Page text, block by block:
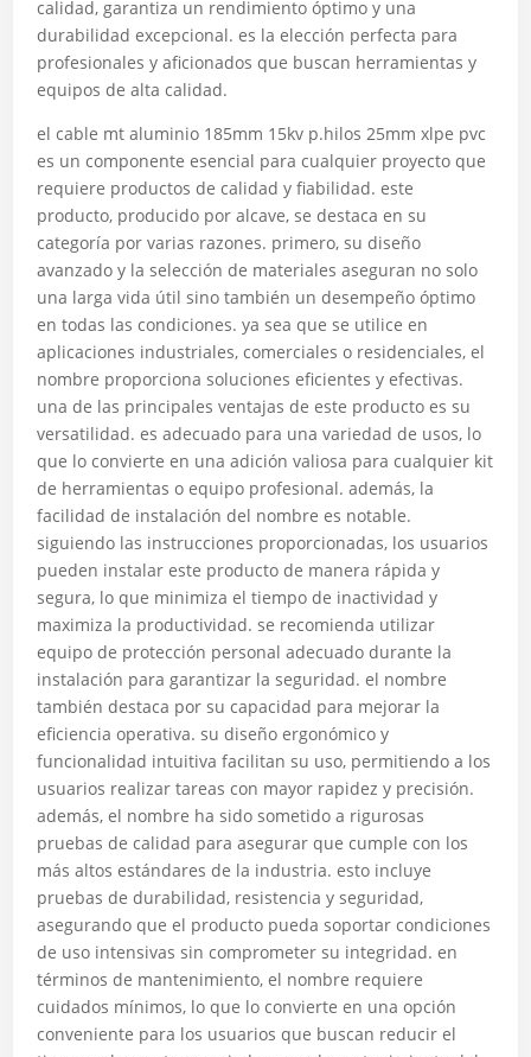
calidad, garantiza un rendimiento óptimo y una
durabilidad excepcional. es la elección perfecta para
profesionales y aficionados que buscan herramientas y
equipos de alta calidad.
el cable mt aluminio 185mm 15kv p.hilos 25mm xlpe pvc
es un componente esencial para cualquier proyecto que
requiere productos de calidad y fiabilidad. este
producto, producido por alcave, se destaca en su
categoría por varias razones. primero, su diseño
avanzado y la selección de materiales aseguran no solo
una larga vida útil sino también un desempeño óptimo
en todas las condiciones. ya sea que se utilice en
aplicaciones industriales, comerciales o residenciales, el
nombre proporciona soluciones eficientes y efectivas.
una de las principales ventajas de este producto es su
versatilidad. es adecuado para una variedad de usos, lo
que lo convierte en una adición valiosa para cualquier kit
de herramientas o equipo profesional. además, la
facilidad de instalación del nombre es notable.
siguiendo las instrucciones proporcionadas, los usuarios
pueden instalar este producto de manera rápida y
segura, lo que minimiza el tiempo de inactividad y
maximiza la productividad. se recomienda utilizar
equipo de protección personal adecuado durante la
instalación para garantizar la seguridad. el nombre
también destaca por su capacidad para mejorar la
eficiencia operativa. su diseño ergonómico y
funcionalidad intuitiva facilitan su uso, permitiendo a los
usuarios realizar tareas con mayor rapidez y precisión.
además, el nombre ha sido sometido a rigurosas
pruebas de calidad para asegurar que cumple con los
más altos estándares de la industria. esto incluye
pruebas de durabilidad, resistencia y seguridad,
asegurando que el producto pueda soportar condiciones
de uso intensivas sin comprometer su integridad. en
términos de mantenimiento, el nombre requiere
cuidados mínimos, lo que lo convierte en una opción
conveniente para los usuarios que buscan reducir el